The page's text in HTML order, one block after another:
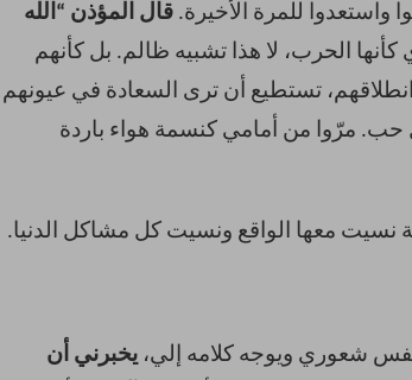
واستعدوا للمرة الأخيرة.قال المؤذن “الله
الحرب، لا هذا تشبيه ظالم. بل كأنهم
تستطيع أن ترى السعادة في عيونهم
حب. مرّوا من أمامي كنسمة هواء باردة
معها الواقع ونسيت كل مشاكل الدنيا.
شعوري ويوجه كلامه إلي،يخبرني أن